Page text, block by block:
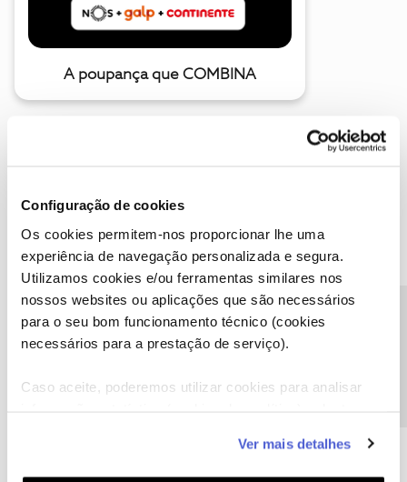
Configuração de cookies
Os cookies permitem-nos proporcionar lhe uma
experiência de navegação personalizada e segura.
Utilizamos cookies e/ou ferramentas similares nos
nossos websites ou aplicações que são necessários
para o seu bom funcionamento técnico (cookies
necessários para a prestação de serviço).
Caso aceite, poderemos utilizar cookies para analisar
funcionalidades (cookies de personalização e
funcionalidade) e adaptar anúncios aos seus interesses
Ver mais detalhes
A poupança que COMBINA
Descubra as novidades de julho